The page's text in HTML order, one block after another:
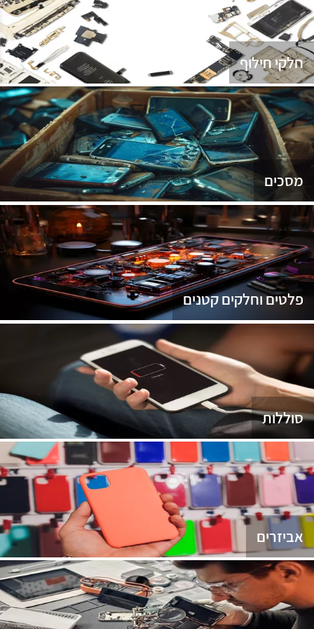
חלקי חילוף
מסכים
פלטים וחלקים קטנים
סוללות
אביזרים